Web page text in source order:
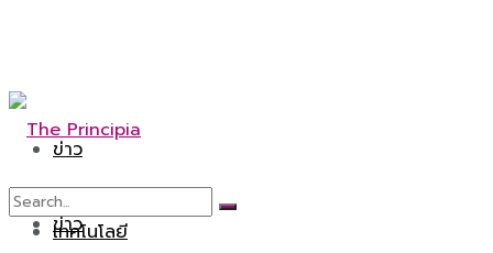
ข่าว
เทคโนโลยี
ข่าว